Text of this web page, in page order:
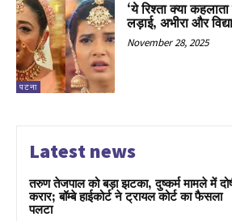
पटना
‘ये रिश्ता क्या
लड़ाई, अभीरा और
November 28, 2025
Latest news
तरुण तेजपाल को बड़ा झटका, दुष्कर्म मामले में
करार; बॉम्बे हाईकोर्ट ने ट्रायल कोर्ट का फैसला
पलटा